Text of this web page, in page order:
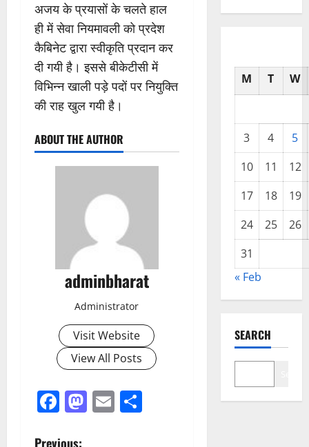
अजय के प्रयासों के चलते हाल
ही में सेवा नियमावली को प्रदेश
कैबिनेट द्वारा स्वीकृति प्रदान कर
दी गयी है। इससे बीकेटीसी में
विभिन्न खाली पड़े पदों पर नियुक्ति
की राह खुल गयी है।
ABOUT THE AUTHOR
adminbharat
Administrator
Visit Website
View All Posts
Facebook
Mastodon
Email
Previous:
M T W
3 4
5
10
11
12
17
18
19
24
25
26
31
« Feb
SEARCH